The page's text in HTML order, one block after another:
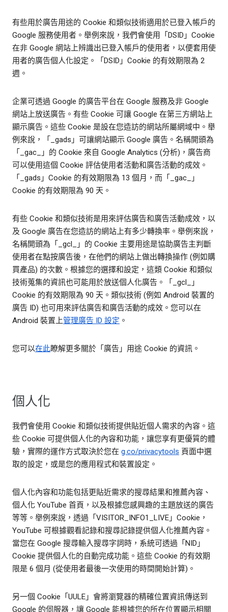
有些用於廣告用途的 Cookie 和類似技術適用於已登入帳戶的
Google 服務使用者。舉例來說，我們會使用「DSID」Cookie
在非 Google 網站上辨識出已登入帳戶的使用者，以便套用使
用者的廣告個人化設定。「DSID」Cookie 的有效期限為 2
週。
企業可透過 Google 的廣告平台在 Google 服務及非 Google
網站上放送廣告。有些 Cookie 可讓 Google 在第三方網站上
顯示廣告。這些 Cookie 是設在您造訪的網站所屬網域中。舉
例來說，「_gads」可讓網站顯示 Google 廣告。名稱開頭為
「_gac_」的 Cookie 來自 Google Analytics (分析)，廣告商
可以使用這個 Cookie 評估使用者活動和廣告活動的成效。
「_gads」Cookie 的有效期限為 13 個月，而「_gac_」
Cookie 的有效期限為 90 天。
有些 Cookie 和類似技術是用來評估廣告和廣告活動成效，以
及 Google 廣告在您造訪的網站上有多少轉換率。舉例來說，
名稱開頭為「_gcl_」的 Cookie 主要用途是協助廣告主判斷
使用者在點按廣告後，在他們的網站上做出轉換操作 (例如購
買產品) 的次數。根據您的選擇和設定，這類 Cookie 和類似
技術蒐集的資訊也可能用於放送個人化廣告。「_gcl_」
Cookie 的有效期限為 90 天。類似技術 (例如 Android 裝置的
廣告 ID) 也可用來評估廣告和廣告活動的成效。您可以在
Android 裝置上管理廣告 ID 設定 。
您可以在此瞭解更多關於「廣告」用途 Cookie 的資訊。
個人化
我們會使用 Cookie 和類似技術提供貼近個人需求的內容。這
些 Cookie 可提供個人化的內容和功能，讓您享有更優質的體
驗，實際的運作方式取決於您在 g.co/privacytools 頁面中選
取的設定，或是您的應用程式和裝置設定。
個人化內容和功能包括更貼近需求的搜尋結果和推薦內容、
個人化 YouTube 首頁，以及根據您感興趣的主題放送的廣告
等等。舉例來說，透過「VISITOR_INFO1_LIVE」Cookie，
YouTube 可根據觀看記錄和搜尋記錄提供個人化推薦內容。
當您在 Google 搜尋輸入搜尋字詞時，系統可透過「NID」
Cookie 提供個人化的自動完成功能。這些 Cookie 的有效期
限是 6 個月 (從使用者最後一次使用的時間開始計算)。
另一個 Cookie「UULE」會將瀏覽器的精確位置資訊傳送到
Google 的伺服器，讓 Google 能根據您的所在位置顯示相關